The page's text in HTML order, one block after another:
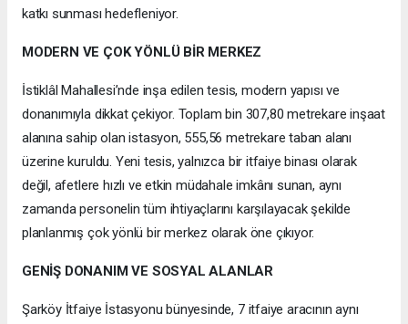
katkı sunması hedefleniyor.
MODERN VE ÇOK YÖNLÜ BİR MERKEZ
İstiklâl Mahallesi’nde inşa edilen tesis, modern yapısı ve
donanımıyla dikkat çekiyor. Toplam bin 307,80 metrekare inşaat
alanına sahip olan istasyon, 555,56 metrekare taban alanı
üzerine kuruldu. Yeni tesis, yalnızca bir itfaiye binası olarak
değil, afetlere hızlı ve etkin müdahale imkânı sunan, aynı
zamanda personelin tüm ihtiyaçlarını karşılayacak şekilde
planlanmış çok yönlü bir merkez olarak öne çıkıyor.
GENİŞ DONANIM VE SOSYAL ALANLAR
Şarköy İtfaiye İstasyonu bünyesinde, 7 itfaiye aracının aynı